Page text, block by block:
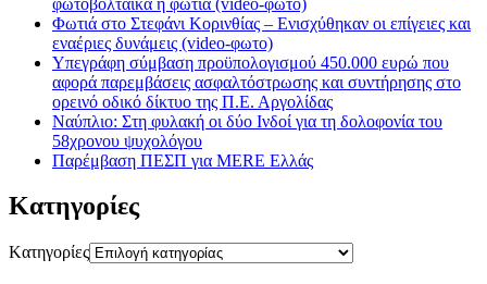
Φωτιά στο Στεφάνι Κορινθίας – Ενισχύθηκαν οι επίγειες και
εναέριες δυνάμεις (video-φωτο)
Υπεγράφη σύμβαση προϋπολογισμού 450.000 ευρώ που
αφορά παρεμβάσεις ασφαλτόστρωσης και συντήρησης στο
ορεινό οδικό δίκτυο της Π.Ε. Αργολίδας
Ναύπλιο: Στη φυλακή οι δύο Ινδοί για τη δολοφονία του
58χρονου ψυχολόγου
Παρέμβαση ΠΕΣΠ για MERE Ελλάς
Kατηγορίες
Kατηγορίες